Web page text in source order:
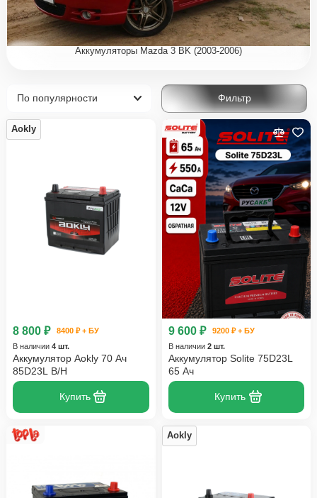
Аккумуляторы Mazda 3 BK (2003-2006)
Фильтр
Aokly
8 800 ₽
8400 ₽ + БУ
В наличии 4 шт.
Аккумулятор Aokly 70 Ач
85D23L B/H
Купить
9 600 ₽
9200 ₽ + БУ
В наличии 2 шт.
Аккумулятор Solite 75D23L
65 Ач
Купить
Aokly